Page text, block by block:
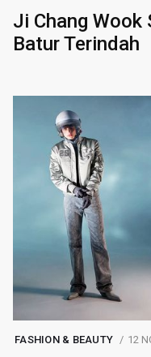
Ji Chang Wook
Batur Terindah
FASHION & BEAUTY 12